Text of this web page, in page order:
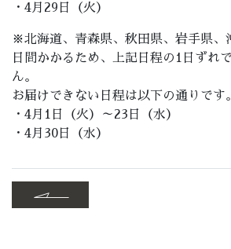
・4月29日（火）
※北海道、青森県、秋田県、岩手県、
日間かかるため、上記日程の1日ずれ
ん。
お届けできない日程は以下の通りです。
・4月1日（火）～23日（水）
・4月30日（水）